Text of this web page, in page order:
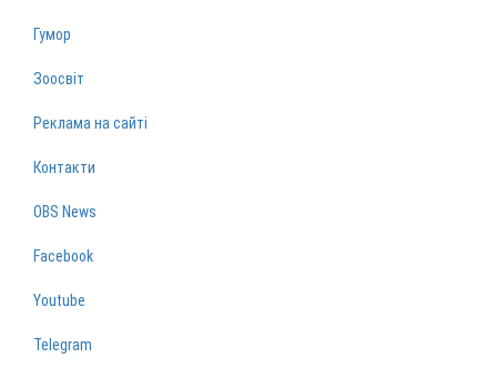
Гумор
Зоосвіт
Реклама на сайті
Контакти
OBS News
Facebook
Youtube
Telegram